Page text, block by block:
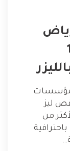
10
مؤسسات
ليز
من